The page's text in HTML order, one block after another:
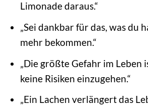
Limonade daraus.“
„Sei dankbar für das, was du
mehr bekommen.“
„Die größte Gefahr im Leben
keine Risiken einzugehen.“
„Ein Lachen verlängert das